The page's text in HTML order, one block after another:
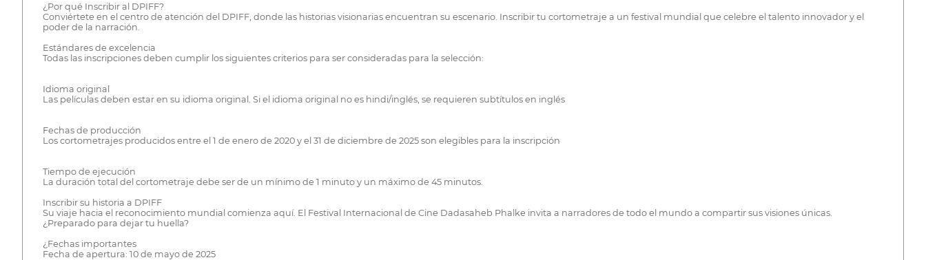
¿Por qué Inscribir al DPIFF?
Conviértete en el centro de atención del DPIFF, donde las historias visionarias encuentran su escenario. Inscribir tu cortometraje a un festival mundial que celebre el talento innovador y el
poder de la narración.
Estándares de excelencia
Todas las inscripciones deben cumplir los siguientes criterios para ser consideradas para la selección:
Idioma original
Las películas deben estar en su idioma original. Si el idioma original no es hindi/inglés, se requieren subtítulos en inglés
Fechas de producción
Los cortometrajes producidos entre el 1 de enero de 2020 y el 31 de diciembre de 2025 son elegibles para la inscripción
Tiempo de ejecución
La duración total del cortometraje debe ser de un mínimo de 1 minuto y un máximo de 45 minutos.
Inscribir su historia a DPIFF
Su viaje hacia el reconocimiento mundial comienza aquí. El Festival Internacional de Cine Dadasaheb Phalke invita a narradores de todo el mundo a compartir sus visiones únicas.
¿Preparado para dejar tu huella?
¿Fechas importantes
Fecha de apertura: 10 de mayo de 2025